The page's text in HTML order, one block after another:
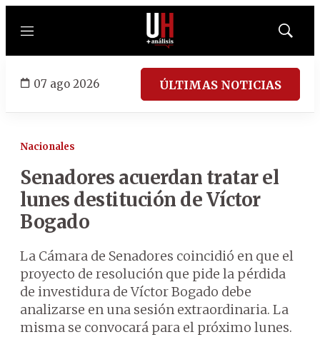
Menú
Mostrar
07 ago 2026 ÚLTIMAS NOTICIAS
Nacionales
Senadores acuerdan tratar el
lunes destitución de Víctor
Bogado
La Cámara de Senadores coincidió en que el
proyecto de resolución que pide la pérdida
de investidura de Víctor Bogado debe
analizarse en una sesión extraordinaria. La
misma se convocará para el próximo lunes.